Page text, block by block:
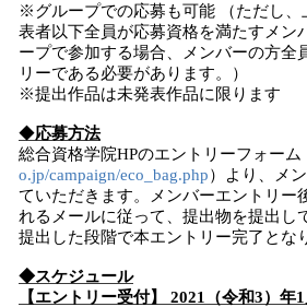
※グループでの応募も可能 （ただし、
表者以下全員が応募資格を満たすメン
ープで参加する場合、メンバーの方全
リーである必要があります。）
※提出作品は未発表作品に限ります
◆応募方法
総合資格学院HPのエントリーフォーム
o.jp/campaign/eco_bag.php）より、メ
ていただきます。メンバーエントリー
れるメールに従って、提出物を提出し
提出した段階で本エントリー完了とな
◆スケジュール
【エントリー受付】 2021（令和3）年